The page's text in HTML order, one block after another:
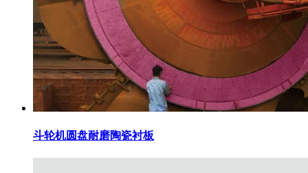
斗轮机圆盘耐磨陶瓷衬板